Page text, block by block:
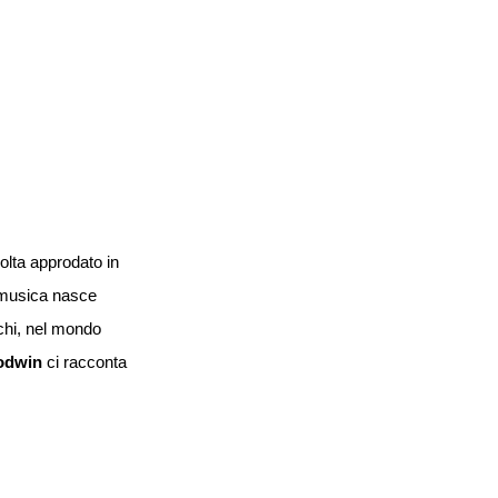
approdato in
nasce
nel mondo
ci racconta